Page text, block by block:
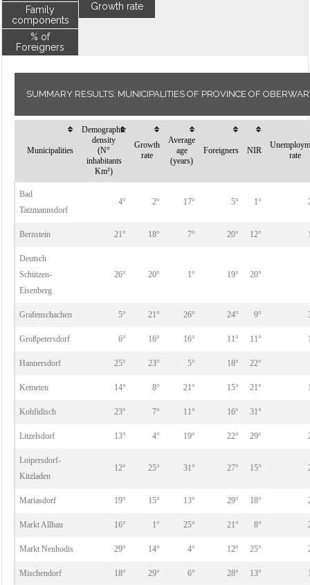
Family
components
% of
Foreigners
Growth rate
SUMMARY RESULTS: MUNICIPALITIES OF PROVINCE OF
Municipalities
Demographic
density
(N°
inhabitants
Km²)
Growth
rate
Average
age
(years)
Foreigners NIR
rate
Bad
Tatzmannsdorf
4° 2° 17° 5° 1°
Bernstein 21° 18° 7° 20° 12°
Deutsch
Schützen-
Eisenberg
26° 20° 1° 19° 20°
Grafenschachen 5° 21° 26° 24° 9°
Großpetersdorf 6° 16° 16° 11° 11°
Hannersdorf 25° 23° 5° 18° 22°
Kemeten 14° 8° 21° 15° 21°
Kohfidisch 23° 7° 11° 16° 31°
Litzelsdorf 13° 4° 19° 22° 29°
Loipersdorf-
Kitzladen
12° 25° 31° 27° 15°
Mariasdorf 19° 15° 13° 29° 18°
Markt Allhau 16° 1° 25° 21° 8°
Markt Neuhodis 29° 14° 4° 12° 25°
Mischendorf 18° 29° 6° 28° 13°